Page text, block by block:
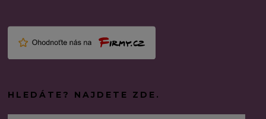
HLEDÁTE? NAJDETE ZDE.